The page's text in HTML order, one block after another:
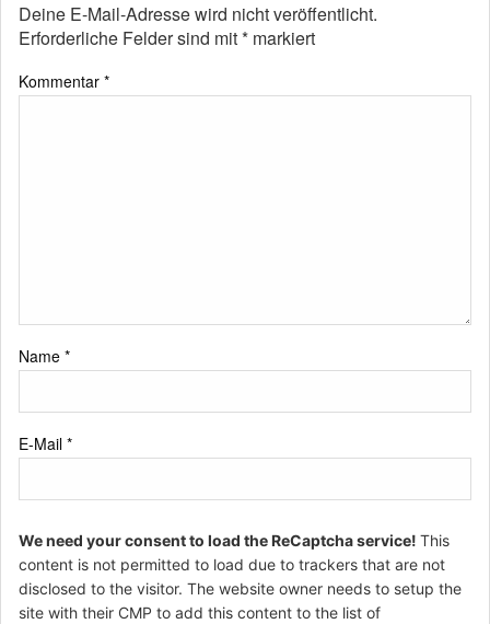
Deine E-Mail-Adresse wird nicht veröffentlicht.
Erforderliche Felder sind mit* markiert
Kommentar *
Name *
E-Mail *
We need your consent to load the ReCaptcha service! This
content is not permitted to load due to trackers that are not
disclosed to the visitor. The website owner needs to setup the
site with their CMP to add this content to the list of